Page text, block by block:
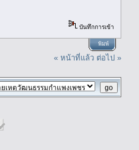
บันทึกการเข้า
พิมพ์
« หน้าที่แล้ว ต่อไป »